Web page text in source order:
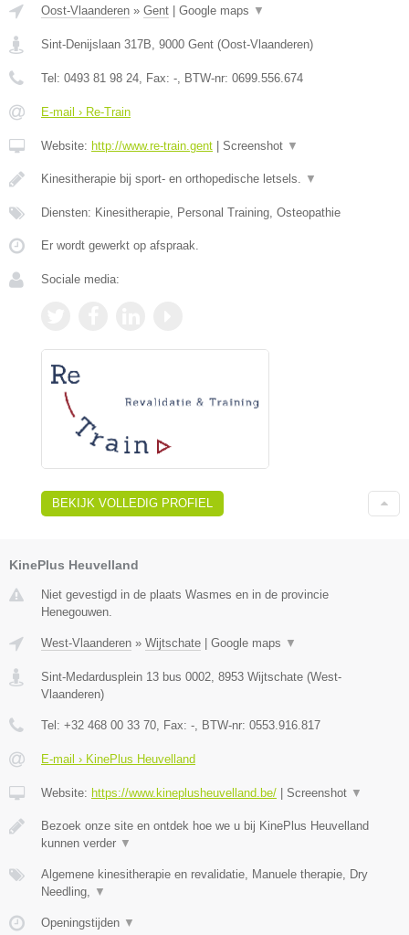
Oost-Vlaanderen » Gent Google maps ▼
Sint-Denijslaan 317B, 9000 Gent (Oost-Vlaanderen)
Tel: 0493 81 98 24, Fax: -, BTW-nr: 0699.556.674
E-mail › Re-Train
Website: http://www.re-train.gent Screenshot ▼
Kinesitherapie bij sport- en orthopedische letsels. ▼
Diensten: Kinesitherapie, Personal Training, Osteopathie
Er wordt gewerkt op afspraak.
Sociale media:
BEKIJK VOLLEDIG PROFIEL
KinePlus Heuvelland
Niet gevestigd in de plaats Wasmes en in de provincie
Henegouwen.
West-Vlaanderen » Wijtschate Google maps ▼
Sint-Medardusplein 13 bus 0002, 8953 Wijtschate (West-
Vlaanderen)
Tel: +32 468 00 33 70, Fax: -, BTW-nr: 0553.916.817
E-mail › KinePlus Heuvelland
Website: https://www.kineplusheuvelland.be/ Screenshot ▼
Bezoek onze site en ontdek hoe we u bij KinePlus Heuvelland
kunnen verder ▼
Algemene kinesitherapie en revalidatie, Manuele therapie, Dry
Needling, ▼
Openingstijden ▼